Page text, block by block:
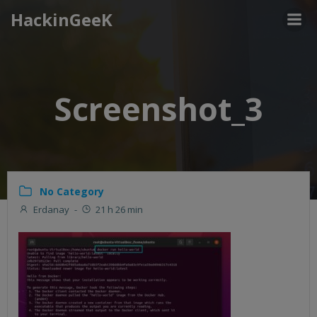
HackinGeeK
Screenshot_3
No Category
Erdanay - 21 h 26 min